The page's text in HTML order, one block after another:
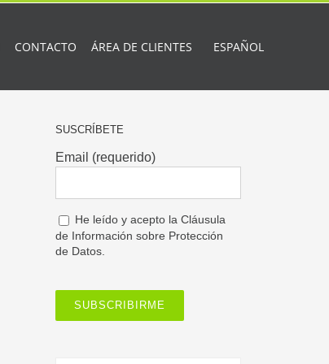
CONTACTO ÁREA DE CLIENTES ESPAÑOL
SUSCRÍBETE
Email (requerido)
He leído y acepto la Cláusula
de Información sobre Protección
de Datos.